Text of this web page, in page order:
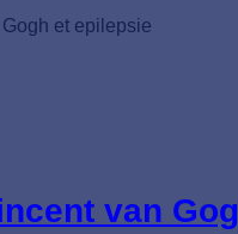
van